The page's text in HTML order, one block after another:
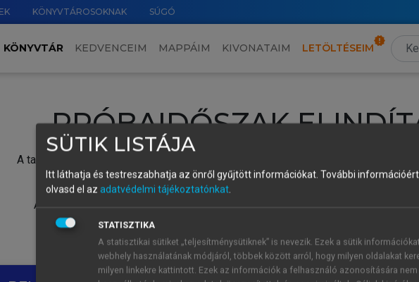
KÖNYVTÁROSOKNAK SÚGÓ
KÖNYVTÁR KEDVENCEIM MAPPÁIM KIVONATAIM LETÖLTÉSEIM
PRÓBAIDŐSZAK
A tartalom megtekintéséhez lépj be a saját fiókoddal, iskolai azonosítóddal vagy
Új felhasználóként1 óra díjmentes hozzáférésrevagy
A próbaidőszak elindításához,
vagy hozz
A regisztráció után a
ÚJ FIÓK
SÜTIK LISTÁJA
Itt láthatja és testreszabhatja az önről gyűjtött információkat. További
olvasd el az adatvédelmi tájékoztatónkat.
STATISZTIKA
A statisztikai sütiket „teljesítménysütiknek” is nevezik. Ezek a sütik
webhely használatának módjáról, többek között arról, hogy milyen oldalakat
milyen linkekre kattintott. Ezek az információk a felhasználó azonosítására nem